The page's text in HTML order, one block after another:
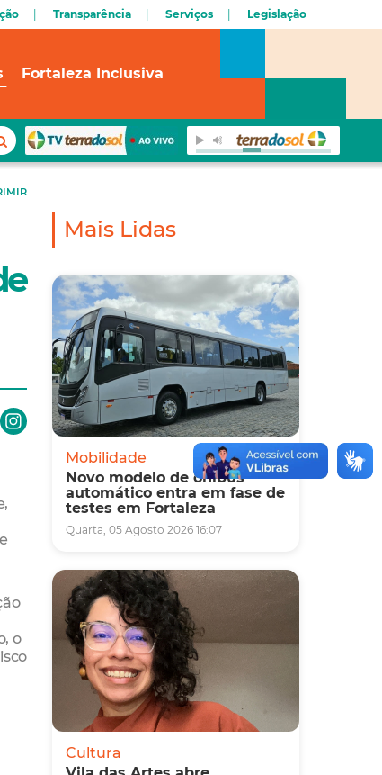
Transparência Serviços Legislação
Fortaleza Inclusiva
o
Mais Lidas
Mobilidade
Novo modelo de ônibus
automático entra em fase de
testes em Fortaleza
Quarta, 05 Agosto 2026 16:07
Cultura